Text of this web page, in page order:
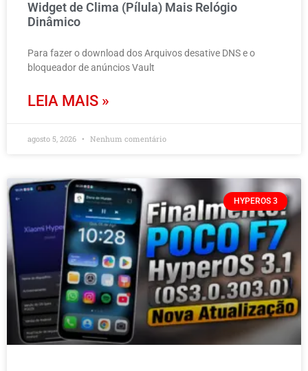
Widget de Clima (Pílula) Mais Relógio
Dinâmico
Para fazer o download dos Arquivos desative DNS e o
bloqueador de anúncios Vault
LEIA MAIS »
agosto 5, 2026 Nenhum comentário
HYPEROS 3